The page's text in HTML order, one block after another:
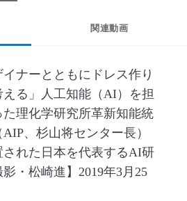
関連動画
ナーとともにドレス作り
る」人工知能（AI）を担
理化学研究所革新知能統
、杉山将センター長）
された日本を代表するAI研
・松崎進】2019年3月25